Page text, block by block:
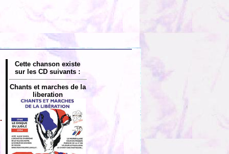
Cette chanson existe
sur les CD suivants :
Chants et marches de la
liberation